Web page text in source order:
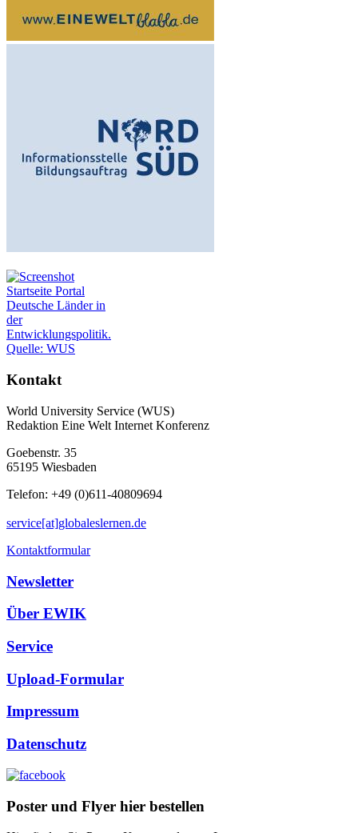
Kontakt
World University Service (WUS)
Redaktion Eine Welt Internet Konferenz
Goebenstr. 35
65195 Wiesbaden
Telefon: +49 (0)611-40809694
service[at]globaleslernen.de
Kontaktformular
Newsletter
Über EWIK
Service
Upload-Formular
Impressum
Datenschutz
Poster und Flyer hier bestellen